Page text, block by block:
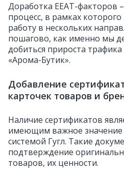
Доработка EEAT-факторов
процесс, в рамках
работу в нескольких
пошагово, как именно мы
добиться прироста
«Арома-Бутик».
Добавление
карточек товаров и
Наличие сертификатов
имеющим важное значение
системой Гугл. Такие
подтверждение
товаров, их ценности.